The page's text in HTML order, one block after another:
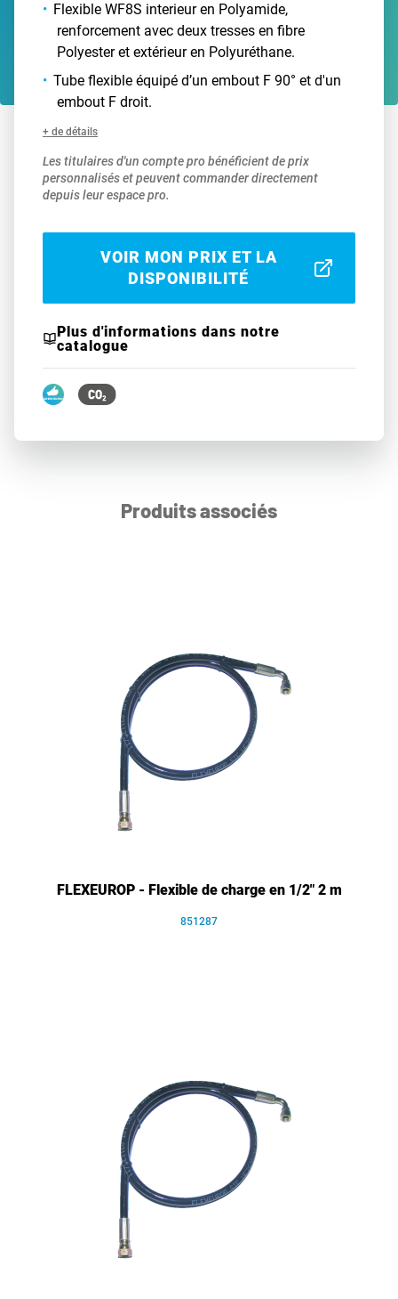
Flexible WF8S interieur en Polyamide,
renforcement avec deux tresses en fibre
Polyester et extérieur en Polyuréthane.
Tube flexible équipé d’un embout F 90° et d'un
embout F droit.
+ de détails
Les titulaires d'un compte pro bénéficient de prix
personnalisés et peuvent commander directement
depuis leur espace pro.
VOIR MON PRIX ET LA
DISPONIBILITÉ
Plus d'informations dans notre
catalogue
Produits associés
FLEXEUROP - Flexible de charge en 1/2" 2 m
851287